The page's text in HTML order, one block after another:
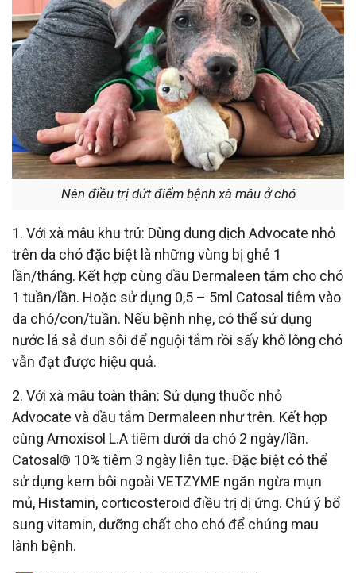
Nên điều trị dứt điểm bệnh xà mâu ở chó
1. Với xà mâu khu trú: Dùng dung dịch Advocate nhỏ
trên da chó đặc biệt là những vùng bị ghẻ 1
lần/tháng. Kết hợp cùng dầu Dermaleen tắm cho chó
1 tuần/lần. Hoặc sử dụng 0,5 – 5ml Catosal tiêm vào
da chó/con/tuần. Nếu bệnh nhẹ, có thể sử dụng
nước lá sả đun sôi để nguội tắm rồi sấy khô lông chó
vẫn đạt được hiệu quả.
2. Với xà mâu toàn thân: Sử dụng thuốc nhỏ
Advocate và dầu tắm Dermaleen như trên. Kết hợp
cùng Amoxisol L.A tiêm dưới da chó 2 ngày/lần.
Catosal® 10% tiêm 3 ngày liên tục. Đặc biệt có thể
sử dụng kem bôi ngoài VETZYME ngăn ngừa mụn
mủ, Histamin, corticosteroid điều trị dị ứng. Chú ý bổ
sung vitamin, dưỡng chất cho chó để chúng mau
lành bệnh.